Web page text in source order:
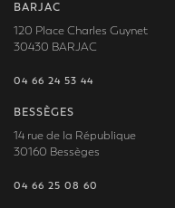
BARJAC
120 Place Charles Guynet
30430 BARJAC
04 66 24 53 44
BESSÈGES
14 rue de la République
30160 Bessèges
04 66 25 08 60